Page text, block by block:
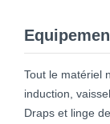
Tout le matériel
induction,
Draps et linge